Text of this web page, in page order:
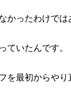
かったわけでは
ていたんです。
を最初からや